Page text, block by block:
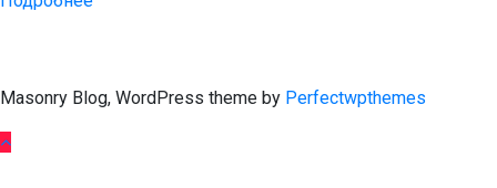
Masonry Blog, WordPress theme by Perfectwpthemes